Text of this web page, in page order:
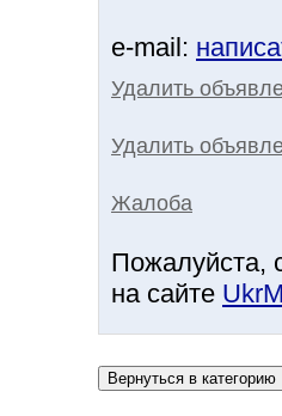
e-mail:
Удалить
Удалить
Жалоба
Пожалуйста,
на сайте